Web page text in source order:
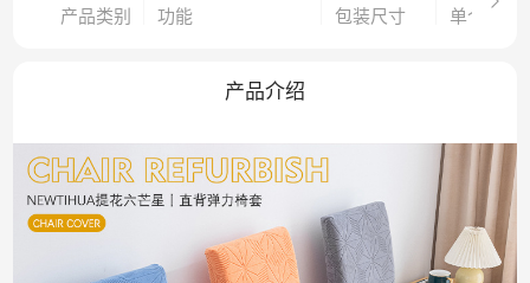
产品类别
功能
包装尺寸
单个重量
产品介绍